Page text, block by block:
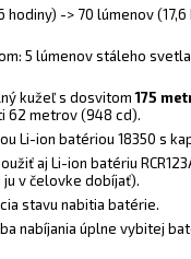
-> 70 lúmenov
5 lúmenov stáleho
kužeľ s dosvitom175
62 metrov (948 cd).
Li-ion batériou 18350 s
aj Li-ion batériu
ju v čelovke dobíjať).
stavu nabitia batérie.
nabíjania úplne vybitej